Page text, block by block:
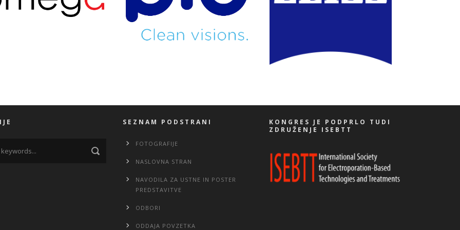
SEZNAM PODSTRANI
FOTOGRAFIJE
NASLOVNA STRAN
NAVODILA ZA USTNE IN POSTER
PREDSTAVITVE
ODBORI
ODDAJA POVZETKA
KONGRES JE PODPRLO TUDI
ZDRUŽENJE ISEBTT